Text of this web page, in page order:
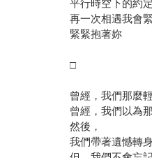
平行時空下的約定
再一次相遇我會
緊緊抱著妳
□
曾經，我們那麼
曾經，我們以為
然後，
我們帶著遺憾轉